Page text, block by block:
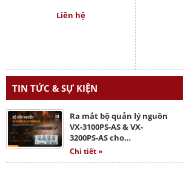
Liên hệ
TIN TỨC & SỰ KIỆN
Ra mắt bộ quản lý nguồn
VX-3100PS-AS & VX-
3200PS-AS cho…
Chi tiết »